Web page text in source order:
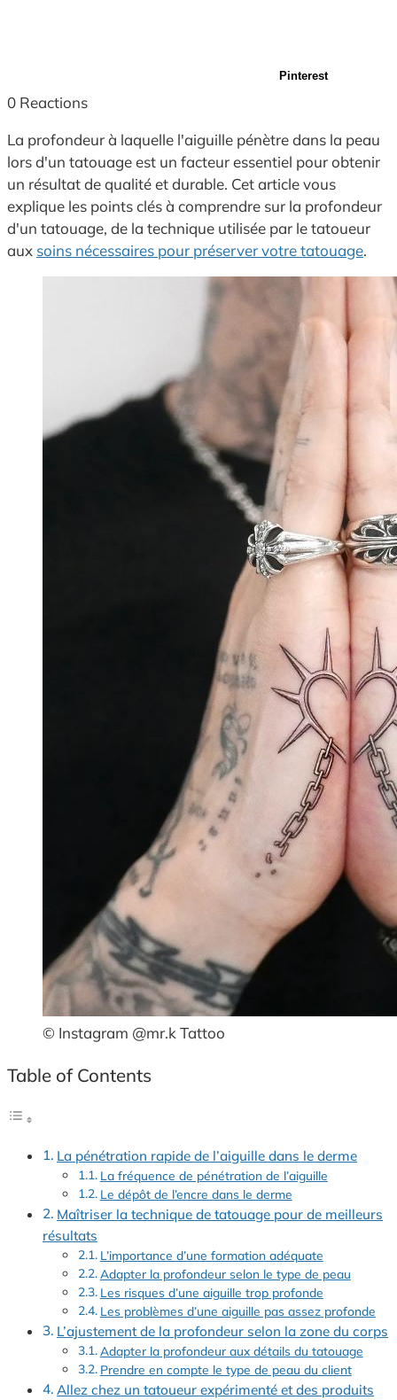
Pinterest
0 Reactions
La profondeur à laquelle l'aiguille pénètre dans la peau
lors d'un tatouage est un facteur essentiel pour obtenir
un résultat de qualité et durable. Cet article vous
explique les points clés à comprendre sur la profondeur
d'un tatouage, de la technique utilisée par le tatoueur
aux soins nécessaires pour préserver votre tatouage.
© Instagram @mr.k Tattoo
Table of Contents
La pénétration rapide de l’aiguille dans le derme
La fréquence de pénétration de l’aiguille
Le dépôt de l’encre dans le derme
Maîtriser la technique de tatouage pour de meilleurs
résultats
L’importance d’une formation adéquate
Adapter la profondeur selon le type de peau
Les risques d’une aiguille trop profonde
Les problèmes d’une aiguille pas assez profonde
L’ajustement de la profondeur selon la zone du corps
Adapter la profondeur aux détails du tatouage
Prendre en compte le type de peau du client
Allez chez un tatoueur expérimenté et des produits